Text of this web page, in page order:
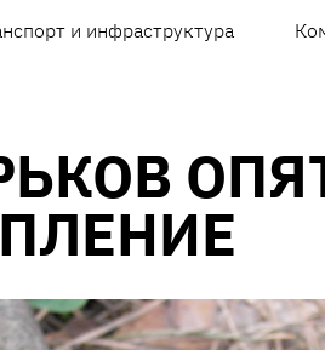
и инфраструктура